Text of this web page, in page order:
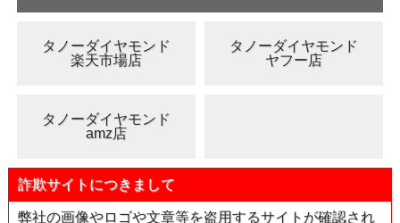
タノーダイヤモンド
楽天市場店
タノーダイヤモンド
ヤフー店
タノーダイヤモンド
amz店
詐欺サイトにつきまして
弊社の画像やロゴや文章等を盗用するサイトが確認され